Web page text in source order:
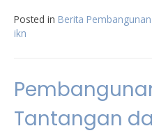
Posted in Berita Pembangunan
ikn
Tantangan